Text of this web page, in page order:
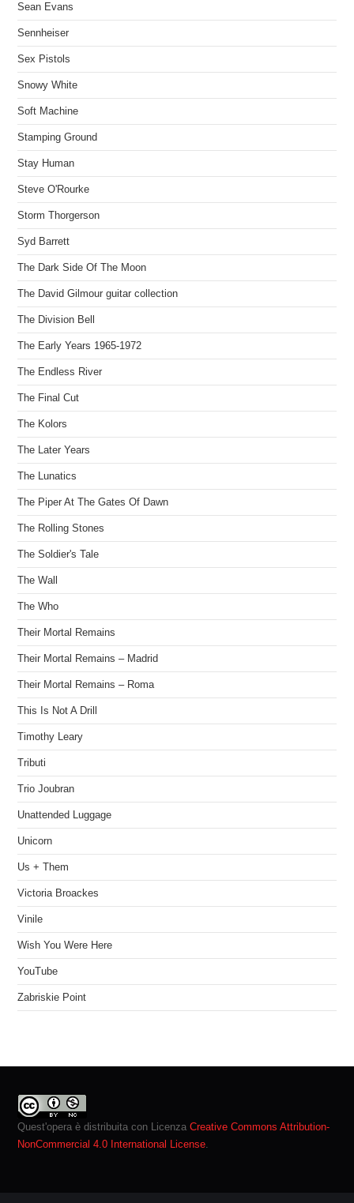
Sean Evans
Sennheiser
Sex Pistols
Snowy White
Soft Machine
Stamping Ground
Stay Human
Steve O'Rourke
Storm Thorgerson
Syd Barrett
The Dark Side Of The Moon
The David Gilmour guitar collection
The Division Bell
The Early Years 1965-1972
The Endless River
The Final Cut
The Kolors
The Later Years
The Lunatics
The Piper At The Gates Of Dawn
The Rolling Stones
The Soldier's Tale
The Wall
The Who
Their Mortal Remains
Their Mortal Remains – Madrid
Their Mortal Remains – Roma
This Is Not A Drill
Timothy Leary
Tributi
Trio Joubran
Unattended Luggage
Unicorn
Us + Them
Victoria Broackes
Vinile
Wish You Were Here
YouTube
Zabriskie Point
Quest'opera è distribuita con LicenzaCreative Commons Attribution-
NonCommercial 4.0 International License.